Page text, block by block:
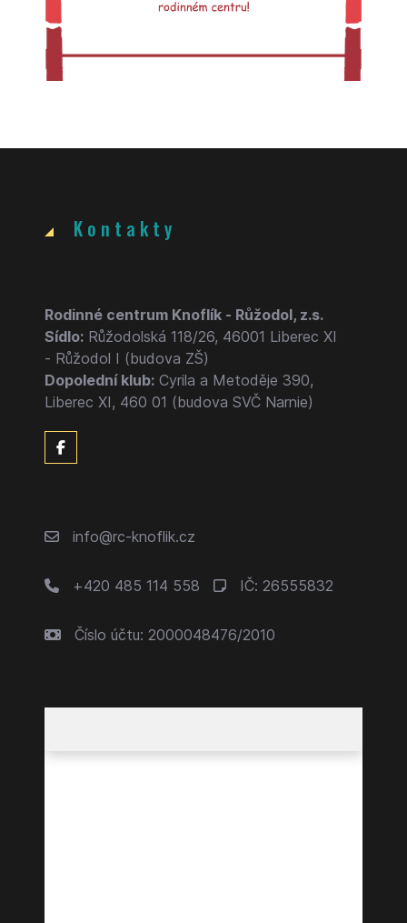
Kontakty
Rodinné centrum Knoflík - Růžodol, z.s.
Sídlo: Růžodolská 118/26, 46001 Liberec XI
- Růžodol I (budova ZŠ)
Dopolední klub: Cyrila a Metoděje 390,
Liberec XI, 460 01 (budova SVČ Narnie)
info@rc-knoflik.cz
+420 485 114 558 IČ: 26555832
Číslo účtu: 2000048476/2010